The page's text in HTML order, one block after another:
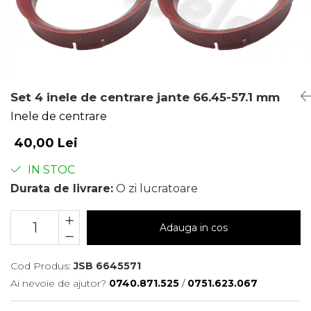
Set 4 inele de centrare jante 66.45-57.1 mm
Inele de centrare
40,00 Lei
IN STOC
Durata de livrare: O zi lucratoare
Adauga in cos
Cod Produs: JSB 6645571
Ai nevoie de ajutor? 0740.871.525 / 0751.623.067